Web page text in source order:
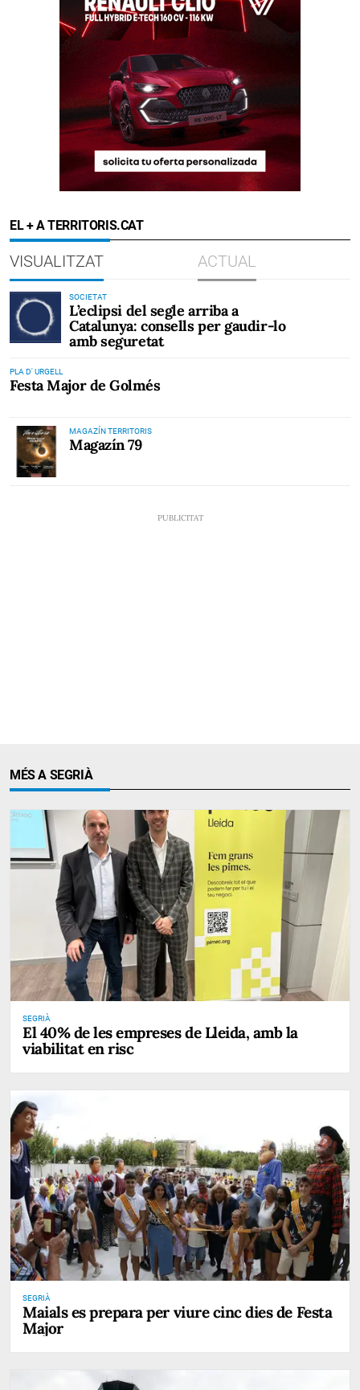
EL + A TERRITORIS.CAT
VISUALITZAT ACTUAL
SOCIETAT
L’eclipsi del segle arriba a
Catalunya: consells per gaudir-lo
amb seguretat
PLA D' URGELL
Festa Major de Golmés
MAGAZÍN TERRITORIS
Magazín 79
MÉS A SEGRIÀ
SEGRIÀ
El 40% de les empreses de Lleida, amb la
viabilitat en risc
SEGRIÀ
Maials es prepara per viure cinc dies de Festa
Major